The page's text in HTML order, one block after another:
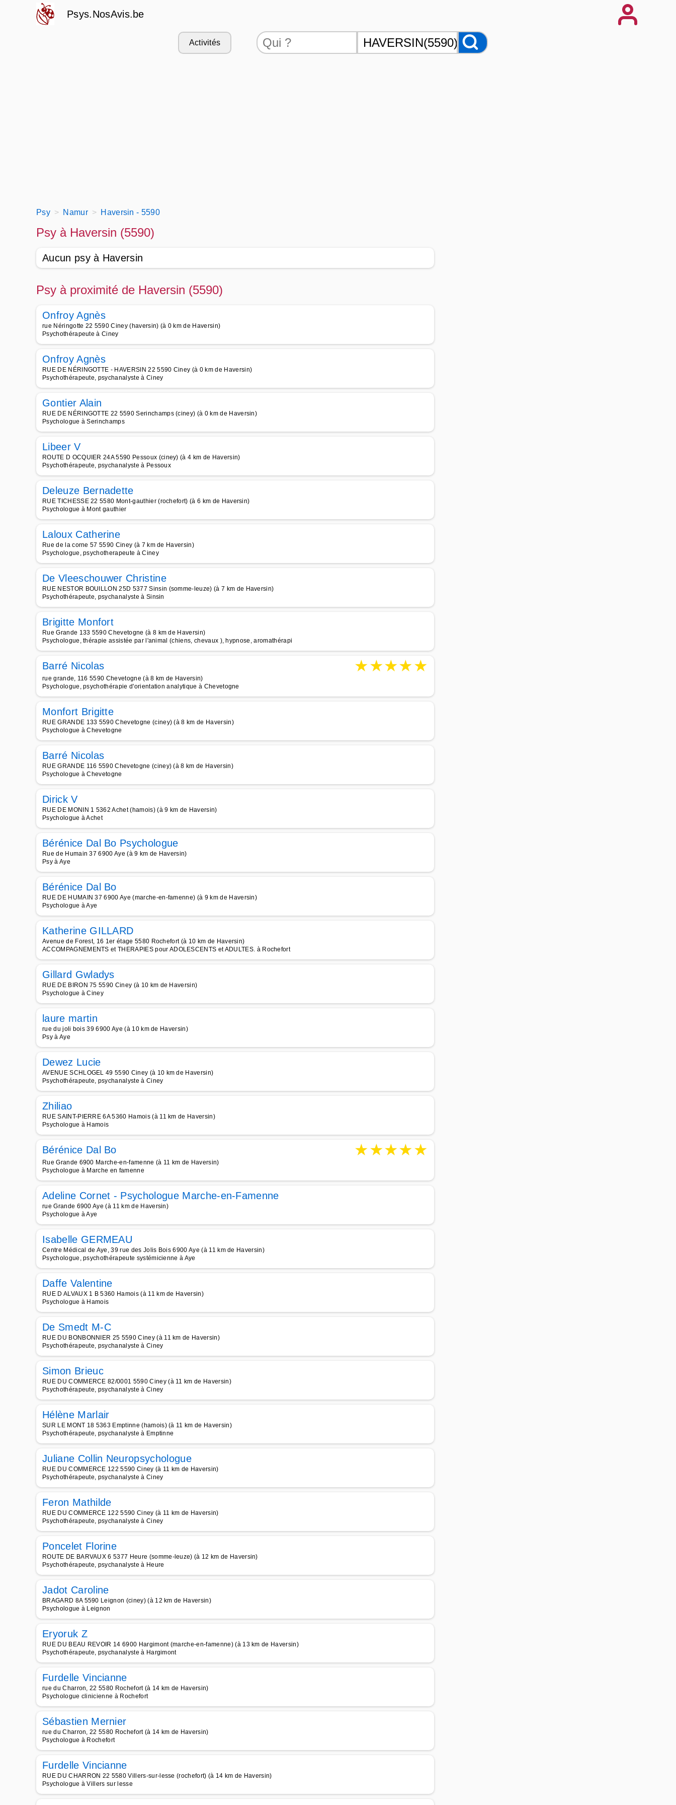
Psys.NosAvis.be
Activités
Psy Namur Haversin - 5590
Psy à Haversin (5590)
Aucun psy à Haversin
Psy à proximité de Haversin (5590)
Onfroy Agnès
rue Néringotte 22 5590 Ciney (haversin) (à 0 km de Haversin)
Psychothérapeute à Ciney
Onfroy Agnès
RUE DE NÉRINGOTTE - HAVERSIN 22 5590 Ciney (à 0 km de Haversin)
Psychothérapeute, psychanalyste à Ciney
Gontier Alain
RUE DE NÉRINGOTTE 22 5590 Serinchamps (ciney) (à 0 km de Haversin)
Psychologue à Serinchamps
Libeer V
ROUTE D OCQUIER 24A 5590 Pessoux (ciney) (à 4 km de Haversin)
Psychothérapeute, psychanalyste à Pessoux
Deleuze Bernadette
RUE TICHESSE 22 5580 Mont-gauthier (rochefort) (à 6 km de Haversin)
Psychologue à Mont gauthier
Laloux Catherine
Rue de la corne 57 5590 Ciney (à 7 km de Haversin)
Psychologue, psychotherapeute à Ciney
De Vleeschouwer Christine
RUE NESTOR BOUILLON 25D 5377 Sinsin (somme-leuze) (à 7 km de Haversin)
Psychothérapeute, psychanalyste à Sinsin
Brigitte Monfort
Rue Grande 133 5590 Chevetogne (à 8 km de Haversin)
Psychologue, thérapie assistée par l'animal (chiens, chevaux ), hypnose, aromathérapi
Barré Nicolas ★★★★★
rue grande, 116 5590 Chevetogne (à 8 km de Haversin)
Psychologue, psychothérapie d'orientation analytique à Chevetogne
Monfort Brigitte
RUE GRANDE 133 5590 Chevetogne (ciney) (à 8 km de Haversin)
Psychologue à Chevetogne
Barré Nicolas
RUE GRANDE 116 5590 Chevetogne (ciney) (à 8 km de Haversin)
Psychologue à Chevetogne
Dirick V
RUE DE MONIN 1 5362 Achet (hamois) (à 9 km de Haversin)
Psychologue à Achet
Bérénice Dal Bo Psychologue
Rue de Humain 37 6900 Aye (à 9 km de Haversin)
Psy à Aye
Bérénice Dal Bo
RUE DE HUMAIN 37 6900 Aye (marche-en-famenne) (à 9 km de Haversin)
Psychologue à Aye
Katherine GILLARD
Avenue de Forest, 16 1er étage 5580 Rochefort (à 10 km de Haversin)
ACCOMPAGNEMENTS et THERAPIES pour ADOLESCENTS et ADULTES. à Rochefort
Gillard Gwladys
RUE DE BIRON 75 5590 Ciney (à 10 km de Haversin)
Psychologue à Ciney
laure martin
rue du joli bois 39 6900 Aye (à 10 km de Haversin)
Psy à Aye
Dewez Lucie
AVENUE SCHLOGEL 49 5590 Ciney (à 10 km de Haversin)
Psychothérapeute, psychanalyste à Ciney
Zhiliao
RUE SAINT-PIERRE 6A 5360 Hamois (à 11 km de Haversin)
Psychologue à Hamois
Bérénice Dal Bo ★★★★★
Rue Grande 6900 Marche-en-famenne (à 11 km de Haversin)
Psychologue à Marche en famenne
Adeline Cornet - Psychologue Marche-en-Famenne
rue Grande 6900 Aye (à 11 km de Haversin)
Psychologue à Aye
Isabelle GERMEAU
Centre Médical de Aye, 39 rue des Jolis Bois 6900 Aye (à 11 km de Haversin)
Psychologue, psychothérapeute systémicienne à Aye
Daffe Valentine
RUE D ALVAUX 1 B 5360 Hamois (à 11 km de Haversin)
Psychologue à Hamois
De Smedt M-C
RUE DU BONBONNIER 25 5590 Ciney (à 11 km de Haversin)
Psychothérapeute, psychanalyste à Ciney
Simon Brieuc
RUE DU COMMERCE 82/0001 5590 Ciney (à 11 km de Haversin)
Psychothérapeute, psychanalyste à Ciney
Hélène Marlair
SUR LE MONT 18 5363 Emptinne (hamois) (à 11 km de Haversin)
Psychothérapeute, psychanalyste à Emptinne
Juliane Collin Neuropsychologue
RUE DU COMMERCE 122 5590 Ciney (à 11 km de Haversin)
Psychothérapeute, psychanalyste à Ciney
Feron Mathilde
RUE DU COMMERCE 122 5590 Ciney (à 11 km de Haversin)
Psychothérapeute, psychanalyste à Ciney
Poncelet Florine
ROUTE DE BARVAUX 6 5377 Heure (somme-leuze) (à 12 km de Haversin)
Psychothérapeute, psychanalyste à Heure
Jadot Caroline
BRAGARD 8A 5590 Leignon (ciney) (à 12 km de Haversin)
Psychologue à Leignon
Eryoruk Z
RUE DU BEAU REVOIR 14 6900 Hargimont (marche-en-famenne) (à 13 km de Haversin)
Psychothérapeute, psychanalyste à Hargimont
Furdelle Vincianne
rue du Charron, 22 5580 Rochefort (à 14 km de Haversin)
Psychologue clinicienne à Rochefort
Sébastien Mernier
rue du Charron, 22 5580 Rochefort (à 14 km de Haversin)
Psychologue à Rochefort
Furdelle Vincianne
RUE DU CHARRON 22 5580 Villers-sur-lesse (rochefort) (à 14 km de Haversin)
Psychologue à Villers sur lesse